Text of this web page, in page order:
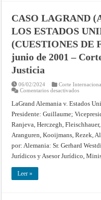
–
de
14
de
febrero
de
2002
de
Justicia
CASO LAGRAND
LOS ESTADOS
(CUESTIONES DE
junio de 2001 –
Justicia
06/02/2024
Corte
Comentarios desactivadosen
CONTRA
LOS
UNIDOS
DE
DE
LaGrand Alemania v. Estados
Presidente: Guillaume;
Ranjeva, Herczegh,
Aranguren, Kooijmans, Rezek,
por: Alemania: Sr. Gerhard
Jurídicos y Asesor Jurídico,
Leer »